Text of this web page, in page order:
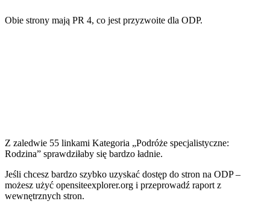
Obie strony mają PR 4, co jest przyzwoite dla ODP.
Z zaledwie 55 linkami Kategoria „Podróże specjalistyczne:
Rodzina” sprawdziłaby się bardzo ładnie.
Jeśli chcesz bardzo szybko uzyskać dostęp do stron na ODP –
możesz użyć opensiteexplorer.org i przeprowadź raport z
wewnętrznych stron.